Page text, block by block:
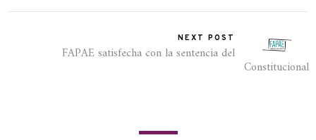
NEXT POST
FAPAE satisfecha con la sentencia del
Constitucional